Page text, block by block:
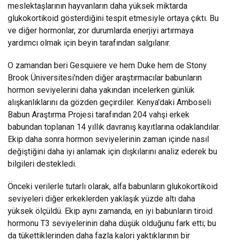
meslektaşlarının hayvanların daha yüksek miktarda
glukokortikoid gösterdiğini tespit etmesiyle ortaya çıktı. Bu
ve diğer hormonlar, zor durumlarda enerjiyi artırmaya
yardımcı olmak için beyin tarafından salgılanır.
O zamandan beri Gesquiere ve hem Duke hem de Stony
Brook Üniversitesi'nden diğer araştırmacılar babunların
hormon seviyelerini daha yakından incelerken günlük
alışkanlıklarını da gözden geçirdiler. Kenya'daki Amboseli
Babun Araştırma Projesi tarafından 204 vahşi erkek
babundan toplanan 14 yıllık davranış kayıtlarına odaklandılar.
Ekip daha sonra hormon seviyelerinin zaman içinde nasıl
değiştiğini daha iyi anlamak için dışkılarını analiz ederek bu
bilgileri destekledi.
Önceki verilerle tutarlı olarak, alfa babunların glukokortikoid
seviyeleri diğer erkeklerden yaklaşık yüzde altı daha
yüksek ölçüldü. Ekip aynı zamanda, en iyi babunların tiroid
hormonu T3 seviyelerinin daha düşük olduğunu fark etti; bu
da tükettiklerinden daha fazla kalori yaktıklarının bir